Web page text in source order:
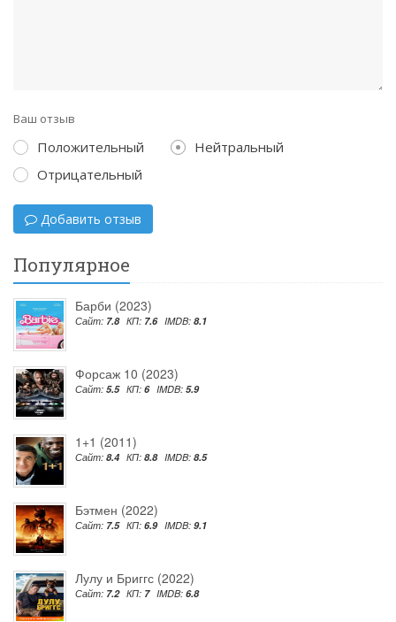
Ваш отзыв
Положительный
Нейтральный
Отрицательный
Добавить отзыв
Популярное
Барби (2023)
Сайт: 7.8 КП: 7.6 IMDB: 8.1
Форсаж 10 (2023)
Сайт: 5.5 КП: 6 IMDB: 5.9
1+1 (2011)
Сайт: 8.4 КП: 8.8 IMDB: 8.5
Бэтмен (2022)
Сайт: 7.5 КП: 6.9 IMDB: 9.1
Лулу и Бриггс (2022)
Сайт: 7.2 КП: 7 IMDB: 6.8